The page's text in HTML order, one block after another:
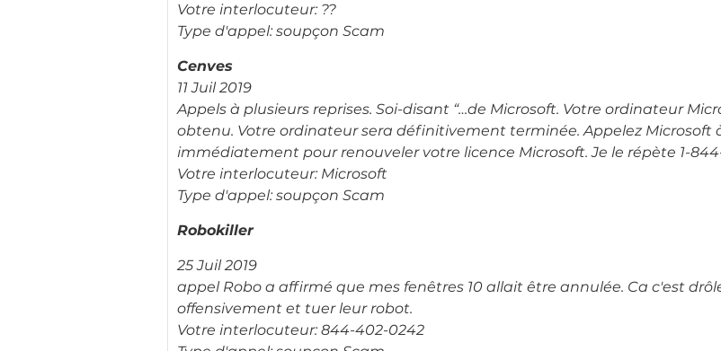
Votre interlocuteur: ??
Type d'appel: soupçon Scam
Cenves
11 Juil 2019
Appels à plusieurs reprises. Soi-disant “…de Microsoft. Votre ordinateur
obtenu. Votre ordinateur sera définitivement terminée. Appelez Microsoft
immédiatement pour renouveler votre licence Microsoft. Je le répète 1-
Votre interlocuteur: Microsoft
Type d'appel: soupçon Scam
Robokiller
25 Juil 2019
appel Robo a affirmé que mes fenêtres 10 allait être annulée. Ca c'est
offensivement et tuer leur robot.
Votre interlocuteur: 844-402-0242